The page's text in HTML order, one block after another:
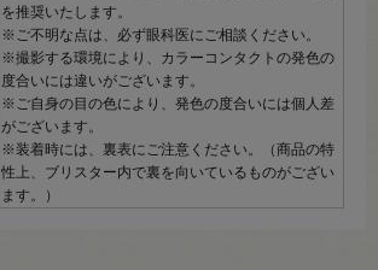
を推奨いたします。
※ご不明な点は、必ず眼科医にご相談ください。
※撮影する環境により、カラーコンタクトの発色の
度合いには違いがございます。
※ご自身の目の色により、発色の度合いには個人差
がございます。
※装着時には、裏表にご注意ください。（商品の特
性上、ブリスター内で裏を向いているものがござい
ます。）